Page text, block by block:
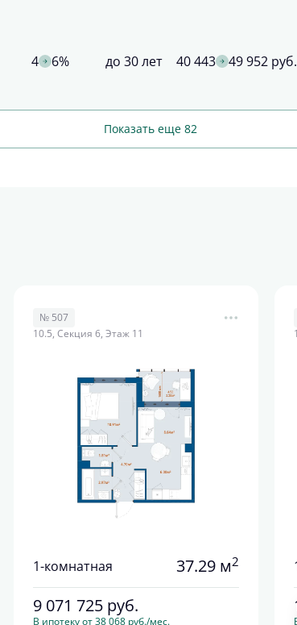
4 6% до 30 лет 40 443 49 952 руб.
Показать еще 82
№ 507
10.5, Секция 6, Этаж 11
1-комнатная 37.29 м2
9 071 725 руб.
В ипотеку от 38 068 руб./мес.